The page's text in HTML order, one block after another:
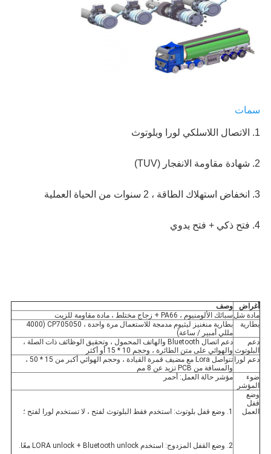
سمات
1. الاتصال اللاسلكي لورا وبلوتوث
2. شهادة مقاومة الانفجار (TUV)
3. انخفاض استهلاك الطاقة ، 2 سنوات من الحياة العملية
4. فتح ذكي + فتح يدوي
أغراض
وصف
مادة شلسبائك الألومنيوم ، PA66 + زجاج مختلط ، مادة مقاومة للزيت
بطارية
مللي أمبير / ساعة)
البلوتوث والهوائي على متن الطائرة ، وحجم 10 * 15 أو أكثر
دعم لورا
والمسافة من PCB تزيد عن 8 مم
المؤشر
مؤشر حالة العمل: أحمر
وضع
قفل
العمل
1. وضع قفل بلوتوث: استخدم فقط البلوتوث لفتح ، لا تستخدم لورا لفتح ؛
2. وضع القفل المزدوج: استخدم LORA unlock + Bluetooth unlock معًا.